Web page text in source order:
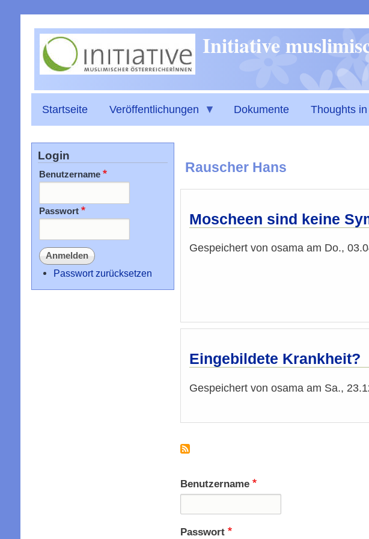
Initiative
Startseite Veröffentlichungen Dokumente Thoughts
Rauscher Hans
Moscheen sind keine
Gespeichert von osamaam Do.,
Eingebildete Krankheit?
Gespeichert von osamaam Sa.,
Benutzername
Passwort
Login
Benutzername
Passwort
Passwort zurücksetzen